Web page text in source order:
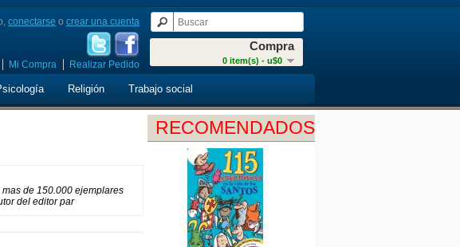
Compra
0 item(s) - u$0
conectarse o crear una cuenta
Mi Compra Realizar Pedido
Religión Trabajo social
RECOMENDADOS
de 150.000 ejemplares
del editor par